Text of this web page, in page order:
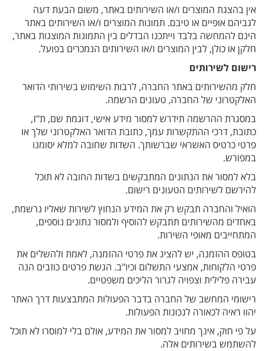
אין בהצגת המוצרים ו/או השירותים באתר, משום הבעת דעה
לגביהם אופיים או טיבם. תמונות המוצרים ו/או השירותים באתר
הינם להמחשה בלבד וייתכנו הבדלים בין התמונות המוצגות באתר,
חלקן או כולן, לבין המוצרים ו/או השירותים הנמכרים בפועל.
רישום לשירותים
חלק מהשירותים באתר החברה, לרבות השימוש בשירותי הדואר
האלקטרוני של החברה, טעונים הרשמה.
במסגרת ההרשמה תידרש למסור מידע אישי, דוגמת שם, ת"ז,
כתובת, דרכי ההתקשרות עמך, כתובת הדואר האלקטרוני שלך או
פרטי כרטיס האשראי שברשותך. השדות שחובה למלא יסומנו
במפורש.
בלא למסור את הנתונים המתבקשים בשדות החובה לא תוכל
להירשם לשירותים הטעונים רישום.
הואיל והחברה תבקש רק את המידע הנחוץ לשירות שאליו נרשמת,
באחדים מהשירותים תתבקש להוסיף ולמסור נתונים נוספים,
המתחייבים מאופי השירות.
בטופס ההזמנה, יש להציג את פרטי ההזמנה, לאמת ולהשלים את
פרטי הלקוחות, אמצעי התשלום וכיו"ב. הגשת פרטים כוזבים הנה
עבירה פלילית וצפויה לגרור הליכים משפטיים.
רישומי המחשב של החברה בדבר הפעולות המתבצעות דרך האתר
יהוו ראיה לכאורה לנכונות הפעולות.
על פי חוק, אינך מחויב למסור את המידע, אולם בלי למוסרו לא תוכל
להשתמש בשירותים אלה.